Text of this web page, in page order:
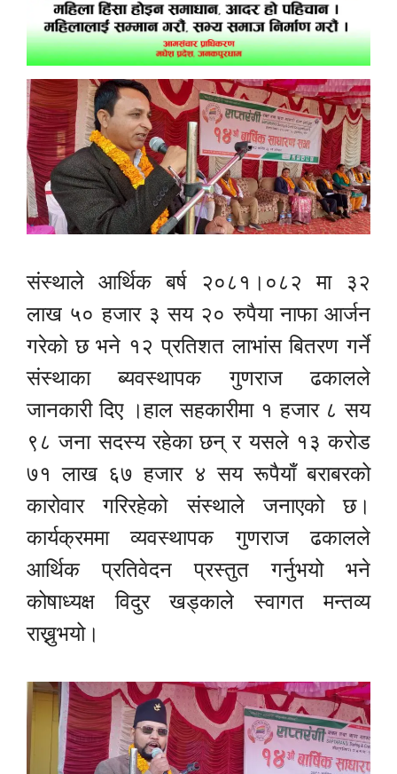
संस्थाले आर्थिक बर्ष २०८१।०८२ मा ३२
लाख ५० हजार ३ सय २० रुपैया नाफा आर्जन
गरेको छ भने १२ प्रतिशत लाभांस बितरण गर्ने
संस्थाका ब्यवस्थापक गुणराज ढकालले
जानकारी दिए ।हाल सहकारीमा १ हजार ८ सय
९८ जना सदस्य रहेका छन् र यसले १३ करोड
७१ लाख ६७ हजार ४ सय रूपैयाँ बराबरको
कारोवार गरिरहेको संस्थाले जनाएको छ।
कार्यक्रममा व्यवस्थापक गुणराज ढकालले
आर्थिक प्रतिवेदन प्रस्तुत गर्नुभयो भने
कोषाध्यक्ष विदुर खड्काले स्वागत मन्तव्य
राख्नुभयो।